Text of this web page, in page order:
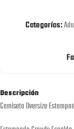
Categorías:
Descripción
Camiseta Oversize